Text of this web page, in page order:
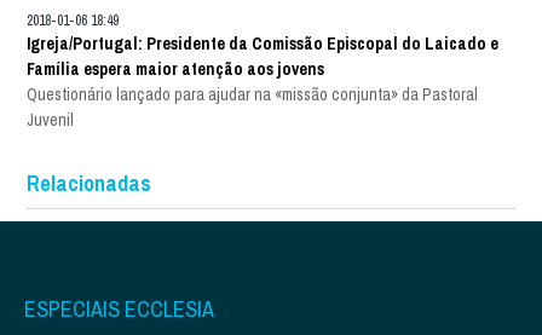
2018-01-06 18:49
Igreja/Portugal: Presidente da Comissão Episcopal do Laicado e
Família espera maior atenção aos jovens
Questionário lançado para ajudar na «missão conjunta» da Pastoral
Juvenil
Relacionadas
ESPECIAIS ECCLESIA